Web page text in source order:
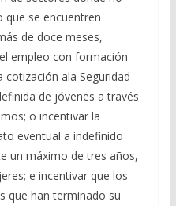
que se encuentren
de doce meses,
empleo con formación
cotización ala Seguridad
de jóvenes a través
o incentivar la
eventual a indefinido
un máximo de tres años,
e incentivar que los
que han terminado su